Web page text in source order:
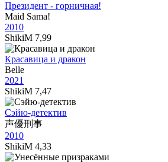
Президент - горничная!
Maid Sama!
2010
ShikiM 7,99
Красавица и дракон
Belle
2021
ShikiM 7,47
Сэйю-детектив
声優刑事
2010
ShikiM 4,33